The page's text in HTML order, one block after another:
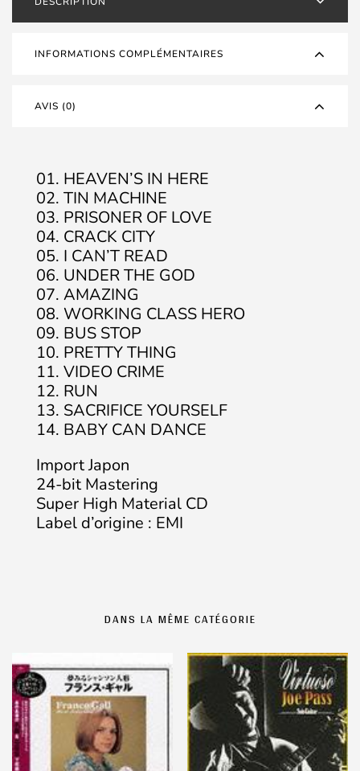
INFORMATIONS COMPLÉMENTAIRES
AVIS (0)
01. HEAVEN’S IN HERE
02. TIN MACHINE
03. PRISONER OF LOVE
04. CRACK CITY
05. I CAN’T READ
06. UNDER THE GOD
07. AMAZING
08. WORKING CLASS HERO
09. BUS STOP
10. PRETTY THING
11. VIDEO CRIME
12. RUN
13. SACRIFICE YOURSELF
14. BABY CAN DANCE
Import Japon
24-bit Mastering
Super High Material CD
Label d’origine : EMI
DANS LA MÊME CATÉGORIE